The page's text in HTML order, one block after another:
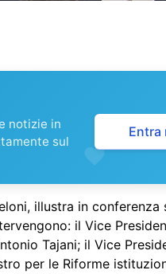
notizie in
sul
Entra
illustra in conferenza
il Vice
Tajani; il Vice
per le Riforme